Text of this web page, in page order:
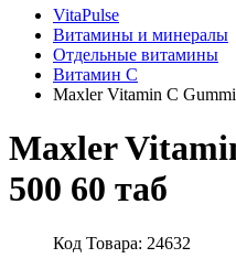
VitaPulse
Витамины и минералы
Отдельные витамины
Витамин С
Maxler Vitamin C
Maxler
500 60 таб
Код Товара: 24632